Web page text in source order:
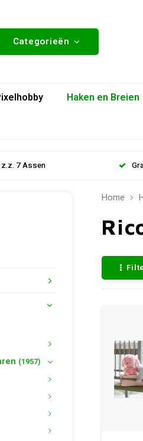
Categorieën
Haken en Breien
7 Assen
(1957)
Home